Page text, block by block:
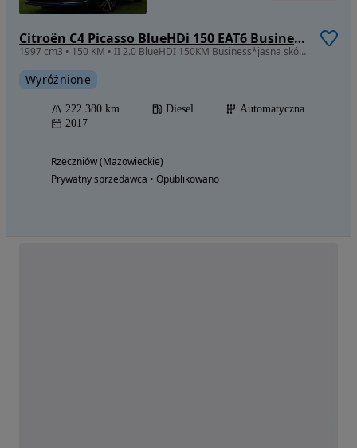
Citroën C4 Picasso BlueHDi 150 EAT6 Business Class
1997 cm3 • 150 KM • II 2.0 BlueHDI 150KM Business*jasna skóra*kamera*navi*relax*panor*PDC
Wyróżnione
222 380 km Diesel
Automatyczna
2017
Rzeczniów (Mazowieckie)
Prywatny sprzedawca • Opublikowano